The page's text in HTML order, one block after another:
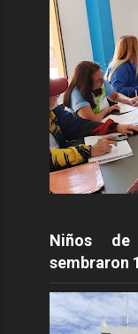
Niños de
sembraron